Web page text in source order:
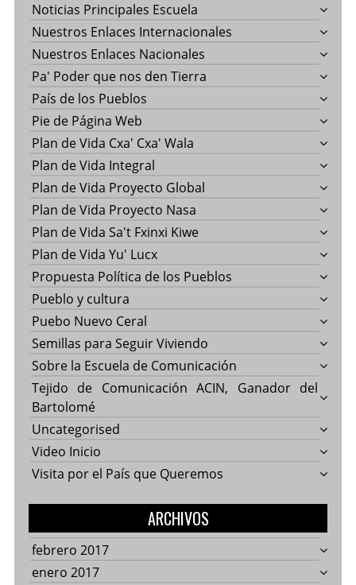
Noticias Principales Escuela
Nuestros Enlaces Internacionales
Nuestros Enlaces Nacionales
Pa' Poder que nos den Tierra
País de los Pueblos
Pie de Página Web
Plan de Vida Cxa' Cxa' Wala
Plan de Vida Integral
Plan de Vida Proyecto Global
Plan de Vida Proyecto Nasa
Plan de Vida Sa't Fxinxi Kiwe
Plan de Vida Yu' Lucx
Propuesta Política de los Pueblos
Pueblo y cultura
Puebo Nuevo Ceral
Semillas para Seguir Viviendo
Sobre la Escuela de Comunicación
Tejido de Comunicación ACIN, Ganador del
Bartolomé
Uncategorised
Video Inicio
Visita por el País que Queremos
ARCHIVOS
febrero 2017
enero 2017